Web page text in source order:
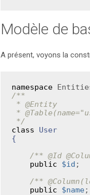
Modèle de
A présent, voyons la
namespace
/**
* @Entity
* @Table
*/
class
User
{
/** @Id
public
$id ;
/** @Column
public
$name;